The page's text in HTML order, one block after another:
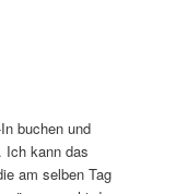
buchen und
Ich kann das
am selben Tag